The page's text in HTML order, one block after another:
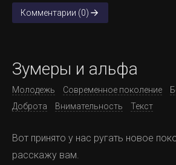
Комментарии (0)
Зумеры и альфа
Молодежь Современное поколение
Доброта
Внимательность Текст
Вот принято у нас ругать новое
расскажу вам.